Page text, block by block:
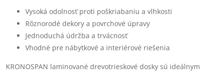
Vysoká odolnosť proti poškriabaniu a vlhkosti
Rôznorodé dekory a povrchové úpravy
Jednoduchá údržba a trvácnosť
Vhodné pre nábytkové a interiérové riešenia
KRONOSPAN laminované drevotrieskové dosky sú ideálnym